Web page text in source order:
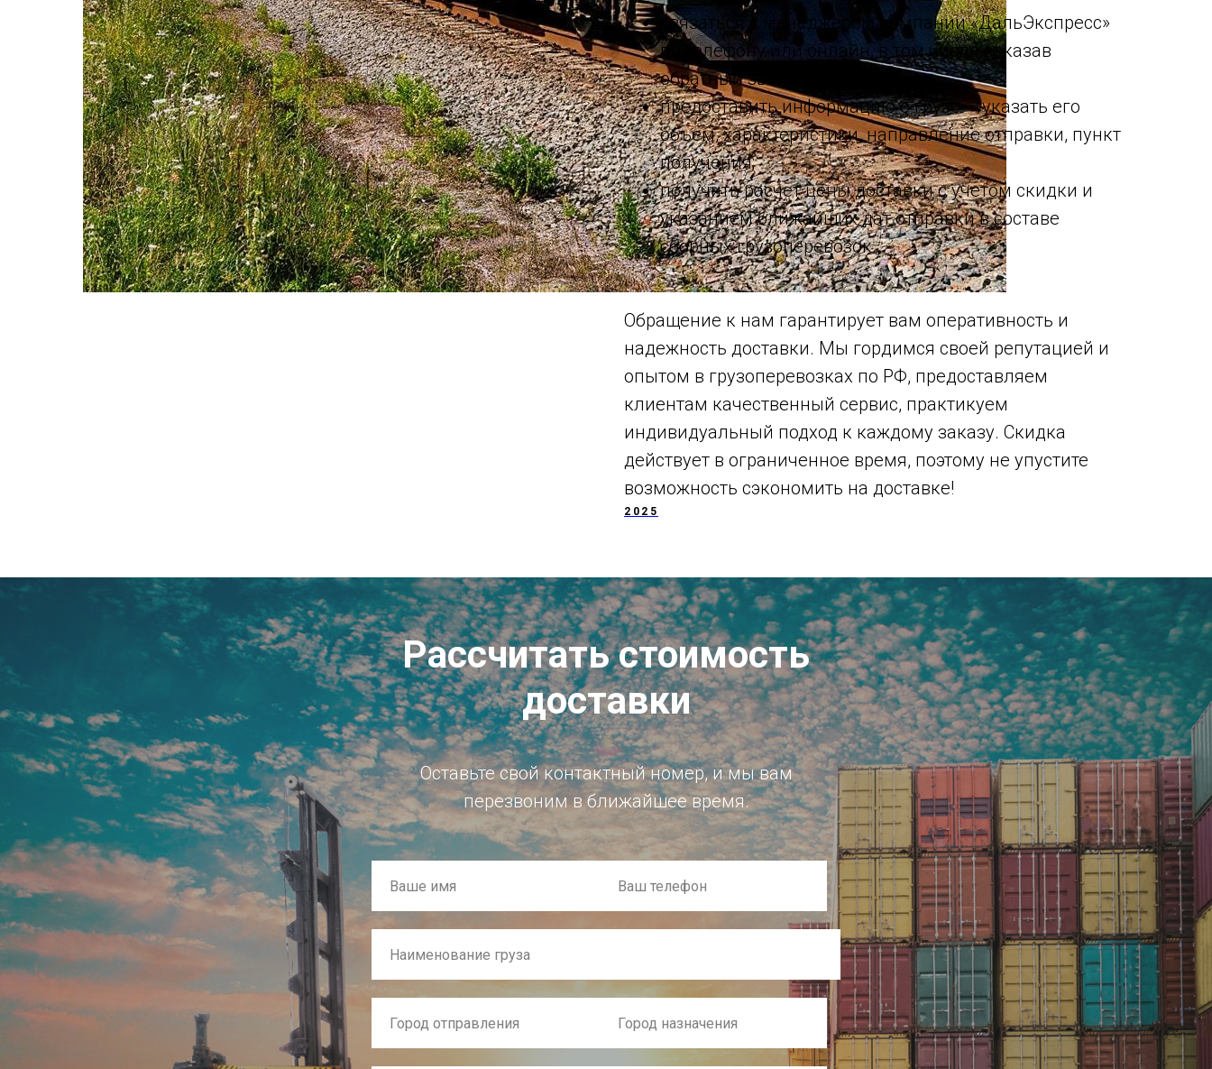
связаться с менеджером компании «ДальЭкспресс»
по телефону или онлайн, в том числе заказав
обратный звонок;
предоставить информацию о грузе – указать его
объем, характеристики, направление отправки, пункт
получения;
получить расчет цены доставки с учетом скидки и
указанием ближайших дат отправки в составе
сборных грузоперевозок.
Обращение к нам гарантирует вам оперативность и
надежность доставки. Мы гордимся своей репутацией и
опытом в грузоперевозках по РФ, предоставляем
клиентам качественный сервис, практикуем
индивидуальный подход к каждому заказу. Скидка
действует в ограниченное время, поэтому не упустите
возможность сэкономить на доставке!
2025
Рассчитать стоимость
доставки
Оставьте свой контактный номер, и мы вам
перезвоним в ближайшее время.